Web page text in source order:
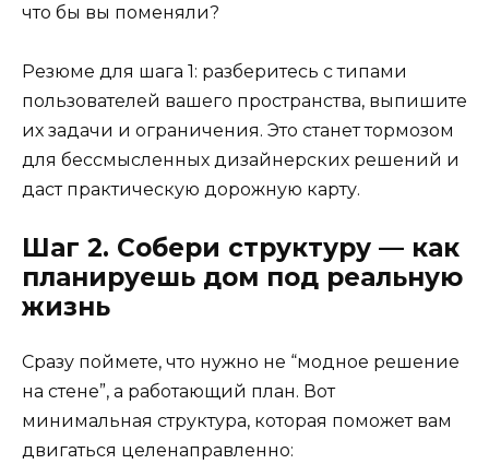
что бы вы поменяли?
Резюме для шага 1: разберитесь с типами
пользователей вашего пространства, выпишите
их задачи и ограничения. Это станет тормозом
для бессмысленных дизайнерских решений и
даст практическую дорожную карту.
Шаг 2. Собери структуру — как
планируешь дом под реальную
жизнь
Сразу поймете, что нужно не “модное решение
на стене”, а работающий план. Вот
минимальная структура, которая поможет вам
двигаться целенаправленно: